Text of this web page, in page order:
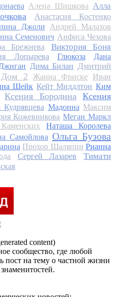
Алена Шишкова Алла
Анастасия Костенко
Джоли
Андрей Малахов
Семенович Анфиса Чехова
Брежнева Виктория Боня
Лопырева Глюкоза
Дана
Дима Билан Дмитрий
Дом 2 Жанна Фриске
Иван
Шейк Кейт Миддлтон Ким
Ксения Бородина
Ксения
Кудрявцева Мадонна Максим
Кожевникова Меган Маркл
Наташа Королева
Самойлова Ольга Бузова
Прохор Шаляпин Рианна
Сергей Лазарев
Тимати
content)
сообщество, где любой
на тему о частной жизни